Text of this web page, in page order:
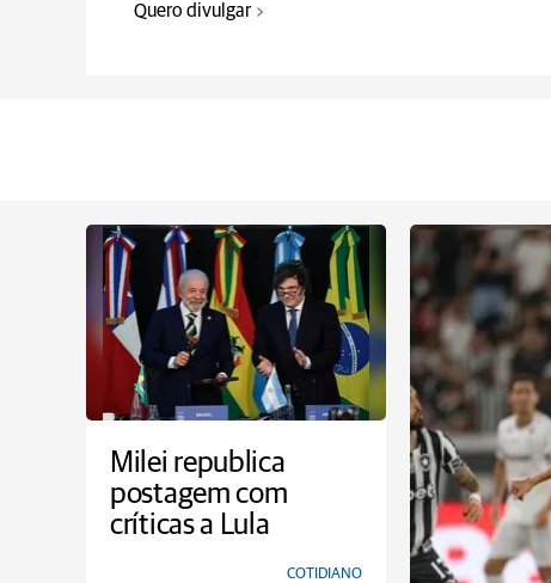
Quero divulgar
Milei republica
postagem com
críticas a Lula
COTIDIANO